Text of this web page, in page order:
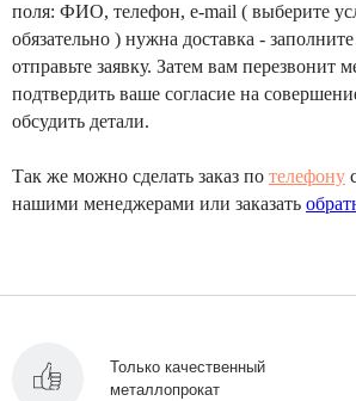
поля: ФИО, телефон, e-mail ( выберите
обязательно ) нужна доставка -
отправьте заявку. Затем вам перезвонит
подтвердить ваше согласие на
обсудить детали.
Так же можно сделать заказ по телефону
нашими менеджерами или заказать
Только качественный
металлопрокат